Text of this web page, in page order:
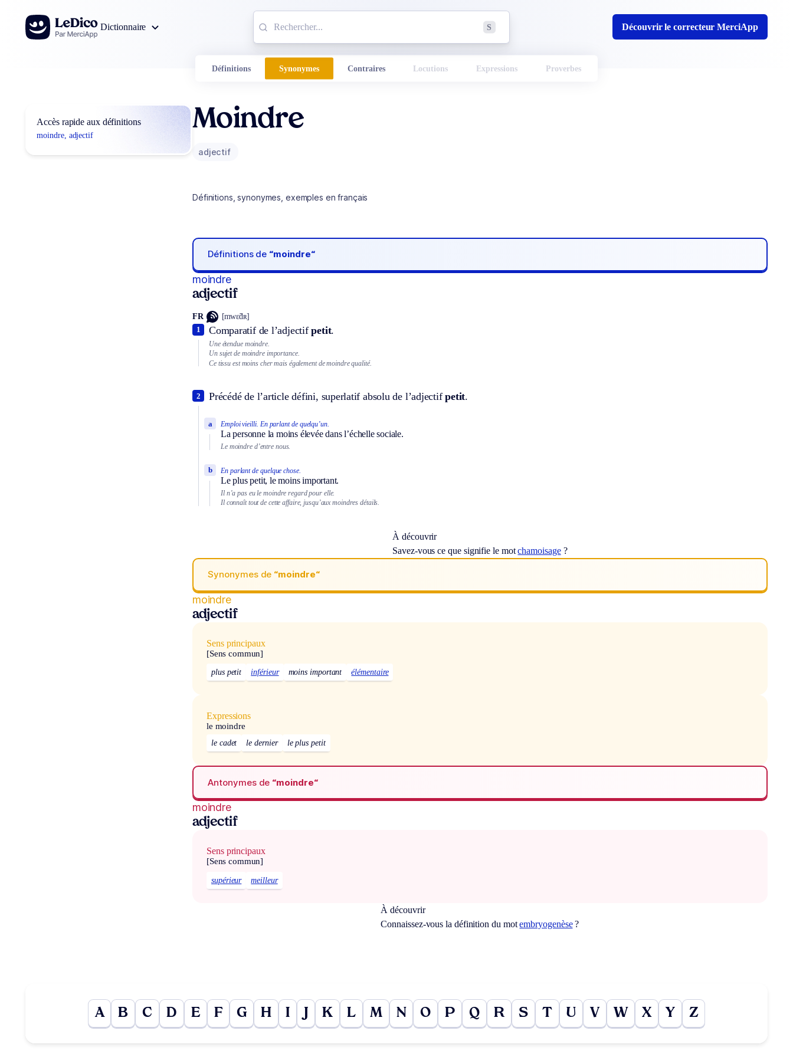
Aller au contenu
Dictionnaire
S Découvrir le correcteur MerciApp
Définitions Synonymes Contraires Locutions Expressions Proverbes
Accès rapide aux définitions
moindre, adjectif
Moindre
adjectif
Définitions, synonymes, exemples en français
Définitions de “moindre“
moindre
adjectif
FR [mwɛ̃dʀ]
Comparatif de l’adjectifpetit.
1
Une étendue moindre.
Un sujet de moindre importance.
Ce tissu est moins cher mais également de moindre qualité.
Précédé de l’article défini, superlatif absolu de l’adjectifpetit.
2
Emploi vieilli. En parlant de quelqu’un.
La personne la moins élevée dans l’échelle sociale.
a
Le moindre d’entre nous.
En parlant de quelque chose.
Le plus petit, le moins important.
b
Il n’a pas eu le moindre regard pour elle.
Il connaît tout de cette affaire, jusqu’aux moindres détails.
À découvrir
Savez-vous ce que signifie le motchamoisage?
Synonymes de “moindre“
moindre
adjectif
Sens principaux
[Sens commun]
plus petit inférieur moins important élémentaire
Expressions
le moindre
le cadet le dernier le plus petit
Antonymes de “moindre“
moindre
adjectif
Sens principaux
[Sens commun]
supérieur meilleur
À découvrir
Connaissez-vous la définition du motembryogenèse?
A B C D E F G H I J K L M N O P Q R S T U V W X Y Z